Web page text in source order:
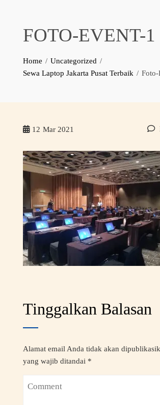
FOTO-EVENT-1
Home
Uncategorized
Sewa Laptop Jakarta Pusat Terbaik
Foto-
12 Mar 2021
Tinggalkan Balasan
Alamat email Anda tidak akan
yang wajib ditandai *